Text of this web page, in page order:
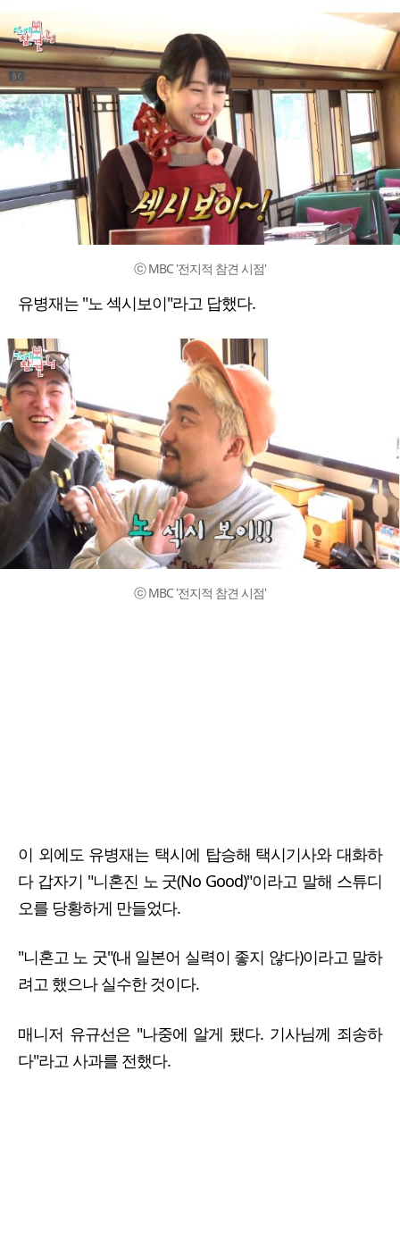
ⓒ MBC '전지적 참견 시점'
유병재는 "노 섹시보이"라고 답했다.
ⓒ MBC '전지적 참견 시점'
이 외에도 유병재는 택시에 탑승해 택시기사와 대화하
다 갑자기 "니혼진 노 굿(No Good)"이라고 말해 스튜디
오를 당황하게 만들었다.
"니혼고 노 굿"(내 일본어 실력이 좋지 않다)이라고 말하
려고 했으나 실수한 것이다.
매니저 유규선은 "나중에 알게 됐다. 기사님께 죄송하
다"라고 사과를 전했다.